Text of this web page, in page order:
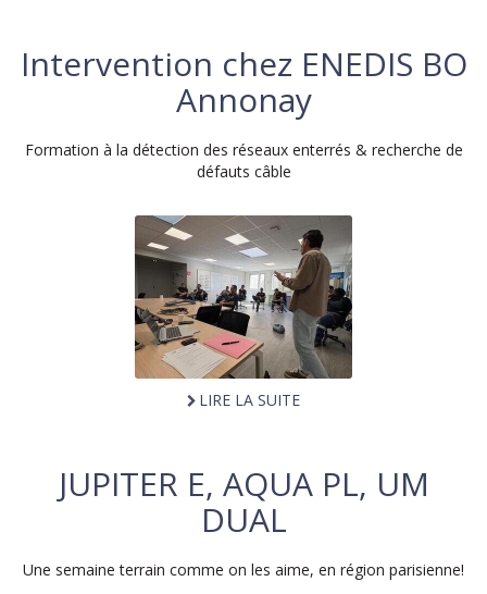
Intervention chez ENEDIS BO
Annonay
Formation à la détection des réseaux enterrés & recherche de
défauts câble
LIRE LA SUITE
JUPITER E, AQUA PL, UM
DUAL
Une semaine terrain comme on les aime, en région parisienne!